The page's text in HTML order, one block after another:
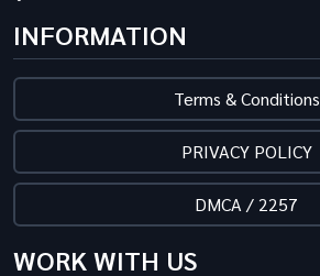
INFORMATION
Terms & Conditions
PRIVACY POLICY
DMCA / 2257
WORK WITH US